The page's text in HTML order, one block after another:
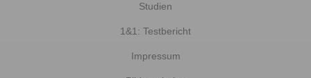
Studien
1&1: Testbericht
Impressum